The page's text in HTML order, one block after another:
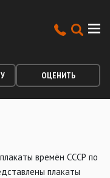
ОЦЕНИТЬ
времён СССР по
плакаты